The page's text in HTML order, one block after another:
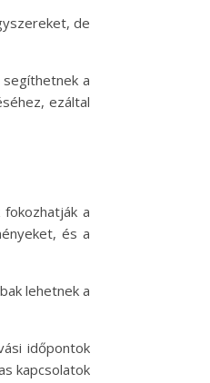
de
a
ezáltal
a
és a
lehetnek a
időpontok
kapcsolatok